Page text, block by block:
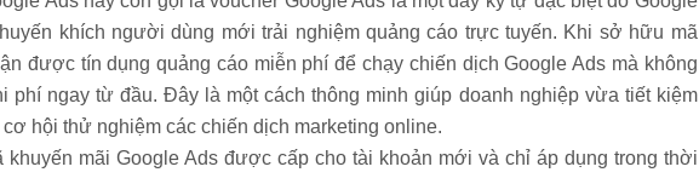
khích người dùng mới trải nghiệm quảng cáo trực tuyến. Khi sở hữu mã
được tín dụng quảng cáo miễn phí để chạy chiến dịch Google Ads mà không
phí ngay từ đầu. Đây là một cách thông minh giúp doanh nghiệp vừa tiết kiệm
hội thử nghiệm các chiến dịch marketing online.
khuyến mãi Google Ads được cấp cho tài khoản mới và chỉ áp dụng trong thời